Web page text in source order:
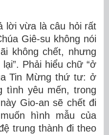
lời vừa là câu hỏi rất
Giê-su không nói
không chết, nhưng
Phải hiểu chữ “ở
Tin Mừng thứ tư: ở
tình yêu mến, trong
Gio-an sẽ chết đi
hình mẫu của
trung thành đi theo